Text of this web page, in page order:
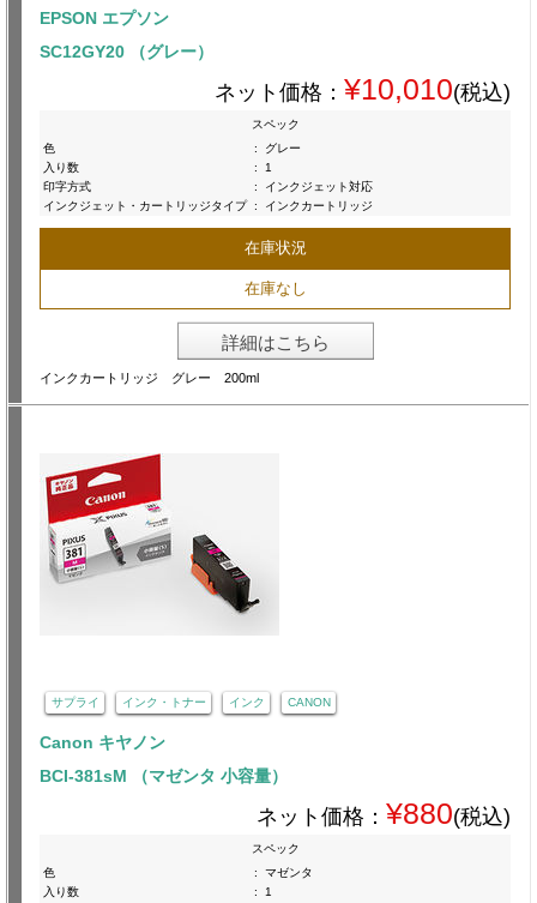
EPSON エプソン
SC12GY20 （グレー）
ネット価格： ¥10,010(税込)
スペック
色
:
グレー
入り数
:
1
印字方式
:
インクジェット対応
インクジェット・カートリッジタイプ : インクカートリッジ
在庫状況
在庫なし
詳細はこちら
インクカートリッジ グレー 200ml
サプライ インク・トナー インク CANON
Canon キヤノン
BCI-381sM （マゼンタ 小容量）
ネット価格： ¥880(税込)
スペック
色
:
マゼンタ
入り数
:
1